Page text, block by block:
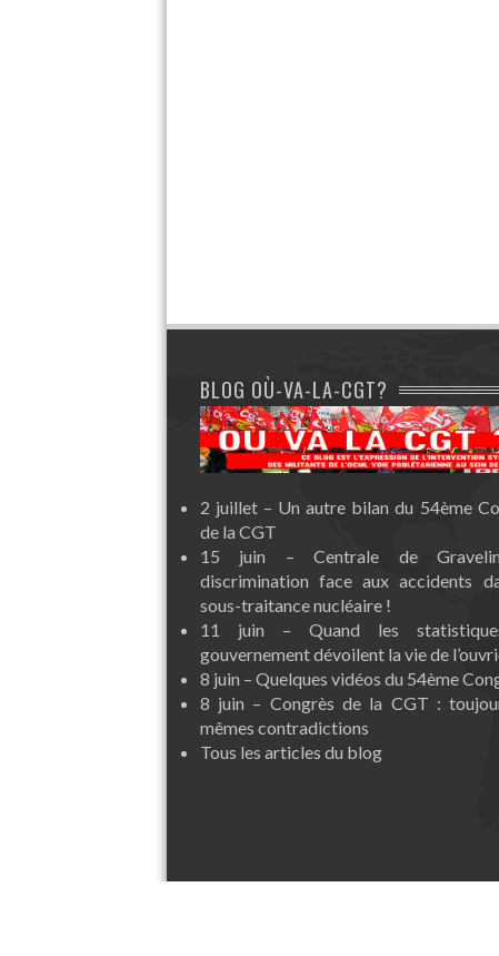
BLOG OÙ-VA-LA-CGT?
2 juillet – Un autre bilan du 54ème
de la CGT
15 juin – Centrale de
discrimination face aux accidents
sous-traitance nucléaire !
11 juin – Quand les
gouvernement dévoilent la vie de
8 juin – Quelques vidéos du 54ème
8 juin – Congrès de la CGT :
mêmes contradictions
Tous les articles du blog